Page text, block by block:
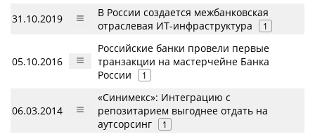
31.10.2019
В России создается межбанковская
отраслевая ИТ-инфраструктура
1
05.10.2016
Российские банки провели первые
транзакции на мастерчейне Банка
России
1
06.03.2014
«Синимекс»: Интеграцию с
репозитарием выгоднее отдать на
аутсорсинг
1